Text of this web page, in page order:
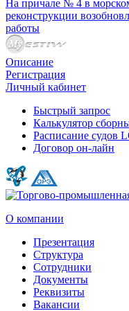
На причале № 4 в
реконструкции
работы
Описание
Регистрация
Личный кабинет
Быстрый запрос
Калькулятор
Расписание судов
Договор он-лайн
О компании
Презентация
Структура
Сотрудники
Документы
Реквизиты
Вакансии